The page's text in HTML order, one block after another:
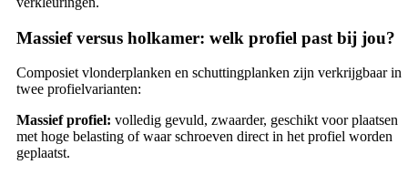
Massief versus holkamer: welk profiel past bij jou?
Composiet vlonderplanken en schuttingplanken zijn verkrijgbaar in
twee profielvarianten:
Massief profiel: volledig gevuld, zwaarder, geschikt voor plaatsen
met hoge belasting of waar schroeven direct in het profiel worden
geplaatst.